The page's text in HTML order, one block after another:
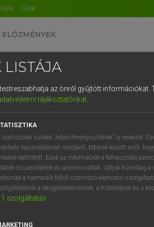
GYIK
ELŐZMÉNYEK
szótár
VAN ELŐFIZETÉSED?
megtekintéséhez.
LISTÁJA
az önről gyűjtött információkat.
tájékoztatónkat.
statisztikai sütiket „teljesítménysütiknek” is nevezik.
használatának módjáról, többek között arról,
kattintott. Ezek az információk a felhasználó
összesítettek és anonimizáltak. Céljuk kizárólag
a harmadik féltől származó elemzési
a látogatóelemzések, a hőtérképek és a
1 szolgáltatás
DE CN FR ES IT NL
1 2 3 4 5 6
q w e r t z
a s d f g h j
í y x c v b